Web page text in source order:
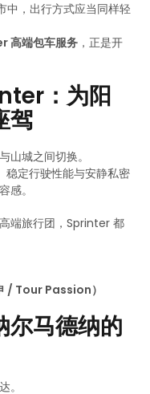
中，出行方式应当同样轻
高端包车服务 ，正是开
：为阳
驾
山城之间切换。
稳定行驶性能与安静私密
感。
端旅行团，Sprinter 都
/ Tour Passion）
尔马德纳的
。